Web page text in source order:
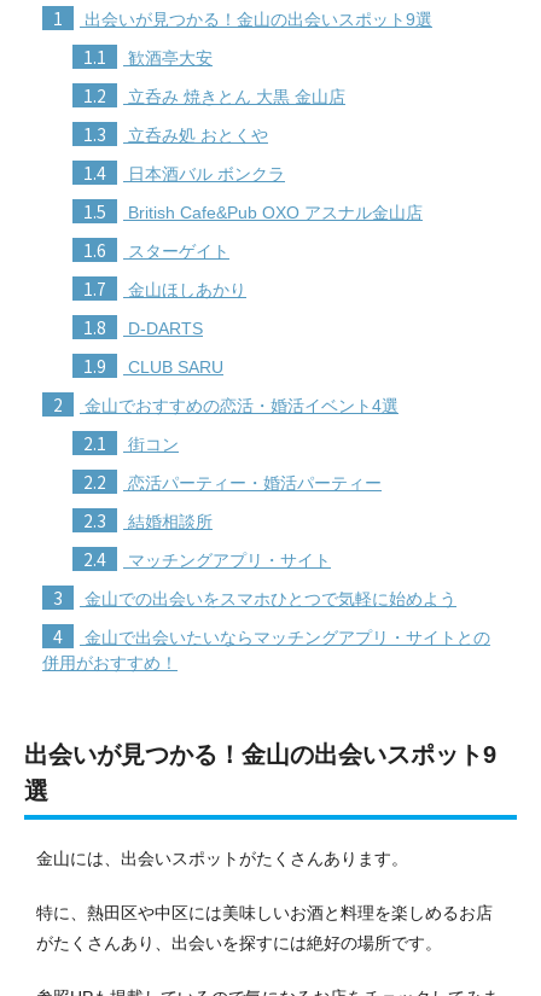
1 出会いが見つかる！金山の出会いスポット9選
1.1 歓酒亭大安
1.2 立呑み 焼きとん 大黒 金山店
1.3 立呑み処 おとくや
1.4 日本酒バル ボンクラ
1.5 British Cafe&Pub OXO アスナル金山店
1.6 スターゲイト
1.7 金山ほしあかり
1.8 D-DARTS
1.9 CLUB SARU
2 金山でおすすめの恋活・婚活イベント4選
2.1 街コン
2.2 恋活パーティー・婚活パーティー
2.3 結婚相談所
2.4 マッチングアプリ・サイト
3 金山での出会いをスマホひとつで気軽に始めよう
4
金山で出会いたいならマッチングアプリ・サイトとの
併用がおすすめ！
出会いが見つかる！金山の出会いスポット9
選
金山には、出会いスポットがたくさんあります。
特に、熱田区や中区には美味しいお酒と料理を楽しめるお店
がたくさんあり、出会いを探すには絶好の場所です。